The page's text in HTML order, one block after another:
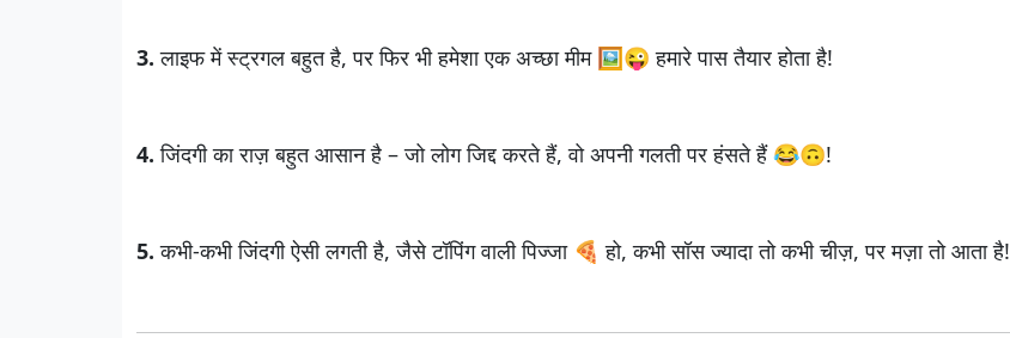
3.लाइफ में स्ट्रगल बहुत है, पर फिर भी हमेशा एक अच्छा मीम 🖼️😜 हमारे पास तैयार होता है!
4.जिंदगी का राज़ बहुत आसान है – जो लोग जिद्द करते हैं, वो अपनी गलती पर हंसते हैं 😂🙃!
5.कभी-कभी जिंदगी ऐसी लगती है, जैसे टॉपिंग वाली पिज्जा 🍕 हो, कभी सॉस ज्यादा तो कभी चीज़, पर मज़ा तो आता है!